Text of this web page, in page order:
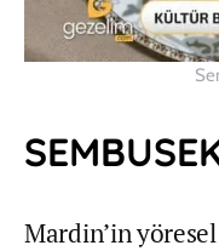
Mardin’in